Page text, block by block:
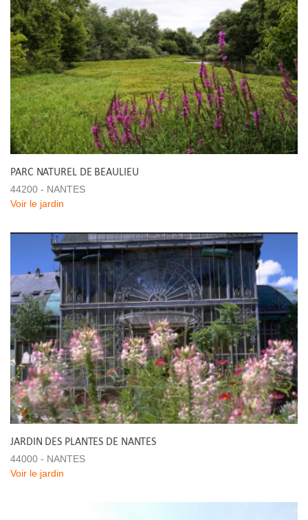
PARC NATUREL DE BEAULIEU
44200 - NANTES
Voir le jardin
JARDIN DES PLANTES DE NANTES
44000 - NANTES
Voir le jardin